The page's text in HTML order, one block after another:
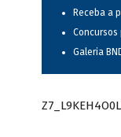
Receba a
Concursos
Galeria